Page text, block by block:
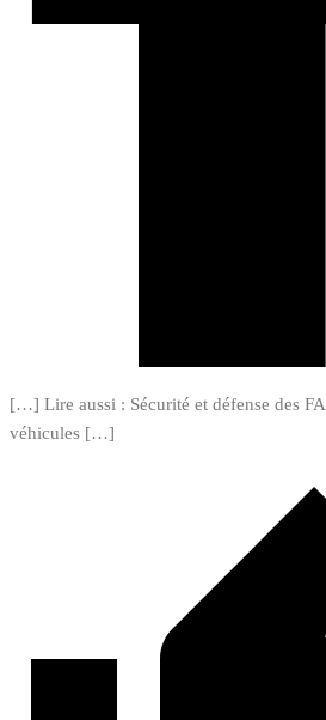
[…] Lire aussi : Sécurité et défense des
véhicules […]